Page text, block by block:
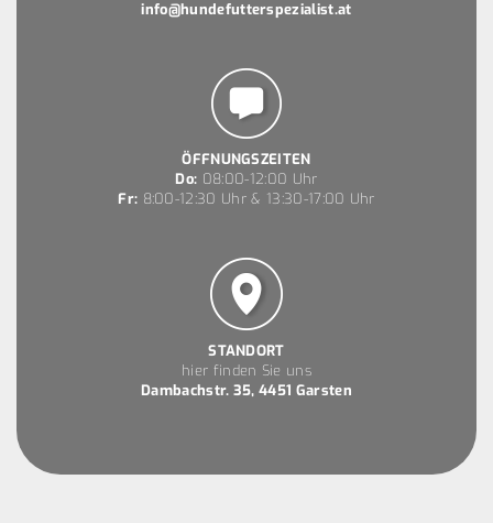
info@hundefutterspezialist.at
ÖFFNUNGSZEITEN
Do: 08:00-12:00 Uhr
Fr: 8:00-12:30 Uhr & 13:30-17:00 Uhr
STANDORT
hier finden Sie uns
Dambachstr. 35, 4451 Garsten